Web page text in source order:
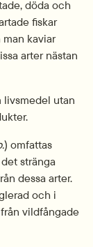
döda och
fiskar
kaviar
arter nästan
livsmedel utan
) omfattas
stränga
dessa arter.
och i
vildfångade